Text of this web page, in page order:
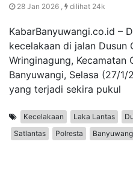
28 Jan 2026 , dilihat 24k
KabarBanyuwangi.co.id –
kecelakaan di jalan Dusun
Wringinagung, Kecamatan
Banyuwangi, Selasa (27/
yang terjadi sekira pukul
Kecelakaan Laka Lantas
Satlantas
Polresta